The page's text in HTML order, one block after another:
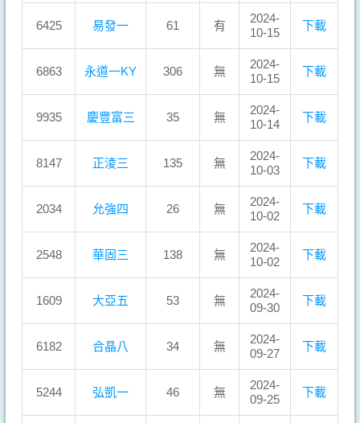
6425 易發一 61 有
2024-
10-15
下載
6863 永道一KY 306 無
2024-
10-15
下載
9935 慶豐富三 35 無
2024-
10-14
下載
8147 正淩三 135 無
2024-
10-03
下載
2034 允強四 26 無
2024-
10-02
下載
2548 華固三 138 無
2024-
10-02
下載
1609 大亞五 53 無
2024-
09-30
下載
6182 合晶八 34 無
2024-
09-27
下載
5244 弘凱一 46 無
2024-
09-25
下載